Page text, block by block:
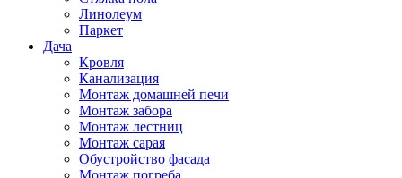
Линолеум
Паркет
Дача
Кровля
Канализация
Монтаж домашней печи
Монтаж забора
Монтаж лестниц
Монтаж сарая
Обустройство фасада
Монтаж погреба